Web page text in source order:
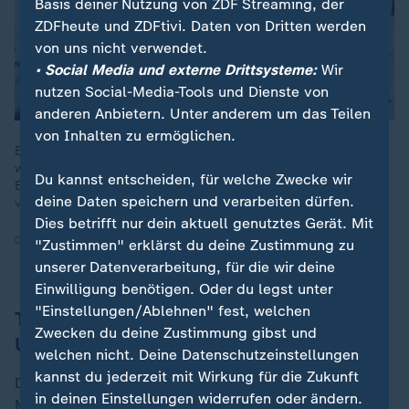
Beamte der amerikanischen Einwanderungsbehörde ICE
werden in Minneapolis künftig Bodycams tragen. Die
Entscheidung gilt als Reaktion auf die tödlichen Schüsse bei
vergangenen Protesten.
03.02.2026 | 0:21 min
Tödliche Schüsse von ICE-Beamten auf
US-Bürger
Die ICE-Behörde wurde zum Symbol der aggressiven
Migrationspolitik von Trumps zweiter Amtszeit, die im
Basis deiner Nutzung von ZDF Streaming, der
ZDFheute und ZDFtivi. Daten von Dritten werden
von uns nicht verwendet.
• Social Media und externe Drittsysteme:Wir
nutzen Social-Media-Tools und Dienste von
anderen Anbietern. Unter anderem um das Teilen
von Inhalten zu ermöglichen.
Du kannst entscheiden, für welche Zwecke wir
deine Daten speichern und verarbeiten dürfen.
Dies betrifft nur dein aktuell genutztes Gerät. Mit
"Zustimmen" erklärst du deine Zustimmung zu
unserer Datenverarbeitung, für die wir deine
Einwilligung benötigen. Oder du legst unter
"Einstellungen/Ablehnen" fest, welchen
Zwecken du deine Zustimmung gibst und
welchen nicht. Deine Datenschutzeinstellungen
kannst du jederzeit mit Wirkung für die Zukunft
in deinen Einstellungen widerrufen oder ändern.